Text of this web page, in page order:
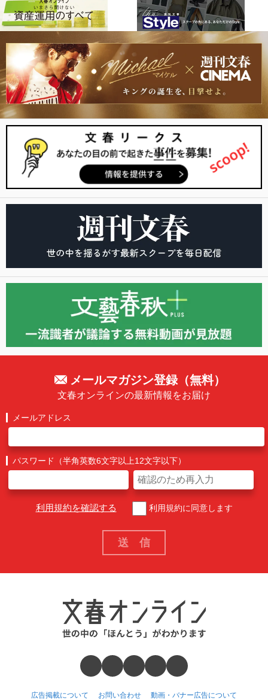
メールマガジン登録（無料）
文春オンラインの最新情報をお届け
メールアドレス
パスワード（半角英数6文字以上12文字以下）
利用規約を確認する 利用規約に同意します
広告掲載について お問い合わせ 動画・バナー広告について